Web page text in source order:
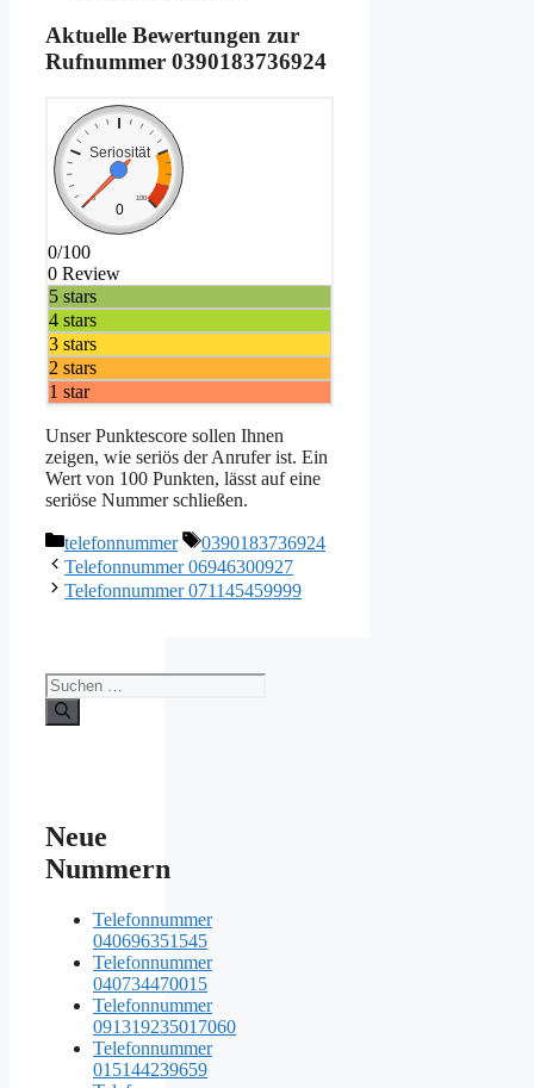
Aktuelle Bewertungen zur
Rufnummer 0390183736924
Seriosität
0 100
0
0/100
0 Review
5 stars
4 stars
3 stars
2 stars
1 star
Unser Punktescore sollen Ihnen
zeigen, wie seriös der Anrufer ist. Ein
Wert von 100 Punkten, lässt auf eine
seriöse Nummer schließen.
Kategorien
telefonnummer Schlagwörter
0390183736924
Telefonnummer 06946300927
Telefonnummer 071145459999
Suche
nach:
Neue
Nummern
Telefonnummer
040696351545
Telefonnummer
040734470015
Telefonnummer
091319235017060
Telefonnummer
015144239659